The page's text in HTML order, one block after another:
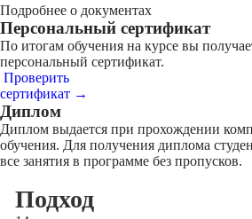
Подробнее о документах
Персональный сертификат
По итогам обучения на курсе вы
персональный сертификат.
Проверить
сертификат →
Диплом
Диплом выдается при прохождении
обучения. Для получения диплома
все занятия в программе без пропусков.
Подход